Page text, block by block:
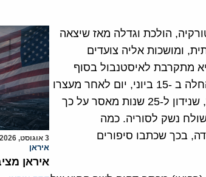
הולכת וגדלה מאז שיצאה
ומושכות אליה צועדים
מתקרבת לאיסטנבול בסוף
השבוע הקרוב, בה עוד אלפי אנשים נוספים צפויים להצטרף. הצעדה החלה ב -15 ביוני, יום לאחר מעצרו
של אניס ברברוגלו, חבר הפרלמנט של המפלגה הקומוניסטית הסינית, שנידון ל-25 שנות מאסר על כך
שולח נשק לסוריה. כמה
בכך שכתבו סיפורים
3 אוגוסט, 2026
איראן
איראן